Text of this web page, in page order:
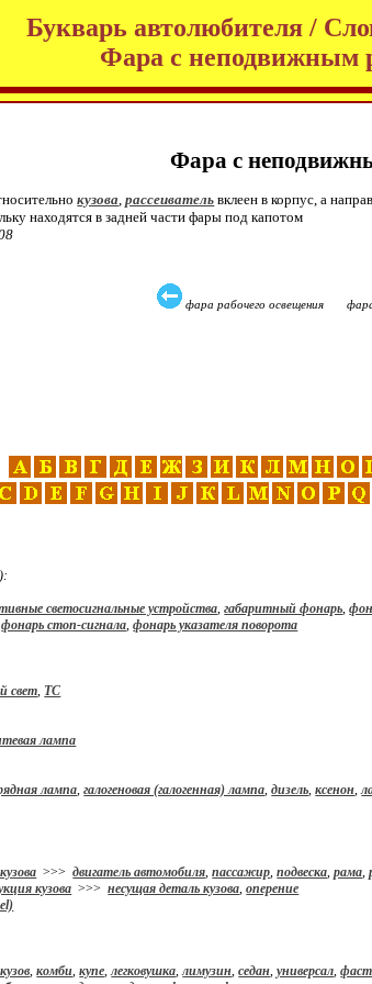
Букварь автолюбителя /
Фара с неподвижным
Фара с
кузова,рассеиватель вклеен в корпус, а
находятся в задней части фары под капотом
фара рабочего освещения
светосигнальные устройства,габаритный фонарь,
фонарь стоп-сигнала,фонарь указателя поворота
свет, ТС
лампа
лампа,галогеновая (галогенная) лампа,дизель,ксенон,
>>>двигатель автомобиля,пассажир,подвеска,рама,
кузова >>>несущая деталь кузова,оперение
,комби,купе,легковушка,лимузин,седан,универсал,